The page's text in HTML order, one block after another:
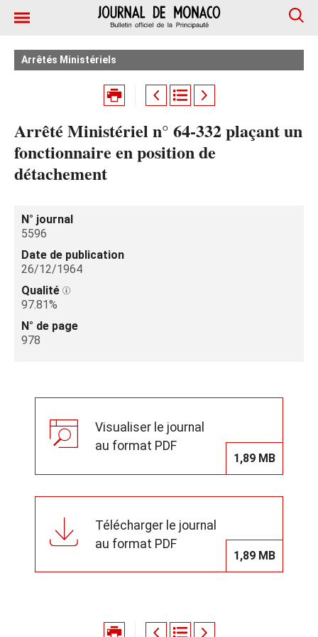
Arrêtés Ministériels
Arrêté Ministériel n° 64-332 plaçant un
fonctionnaire en position de
détachement
N° journal
5596
Date de publication
26/12/1964
Qualité
97.81%
N° de page
978
Visualiser le journal
au format PDF
1,89 MB
Télécharger le journal
au format PDF
1,89 MB